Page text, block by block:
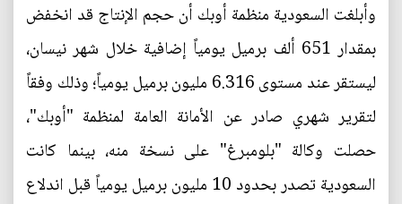
وأبلغت السعودية منظمة أوبك أن حجم الإنتاج قد انخفض
بمقدار 651 ألف برميل يومياً إضافية خلال شهر نيسان،
ليستقر عند مستوى 6.316 مليون برميل يومياً؛ وذلك وفقاً
لتقرير شهري صادر عن الأمانة العامة لمنظمة "أوبك"،
حصلت وكالة "بلومبرغ" على نسخة منه، بينما كانت
السعودية تصدر بحدود 10 مليون برميل يومياً قبل اندلاع